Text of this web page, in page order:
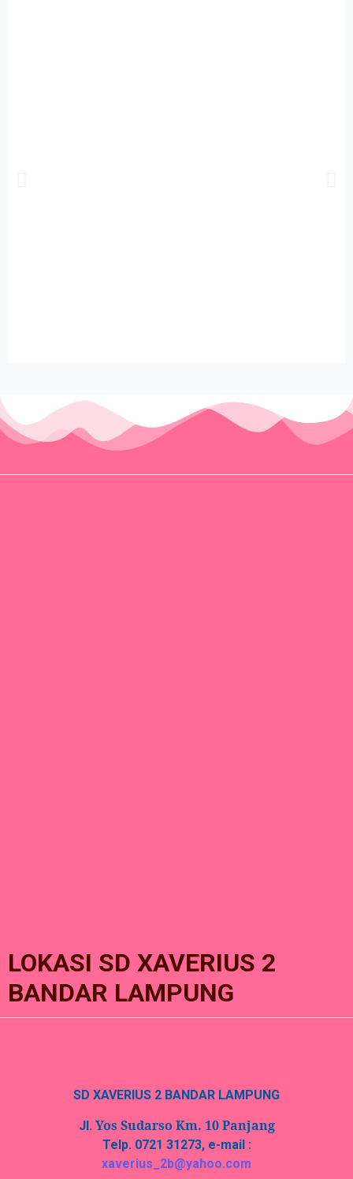
LOKASI SD XAVERIUS 2
BANDAR LAMPUNG
SD XAVERIUS 2 BANDAR LAMPUNG
Jl. Yos Sudarso Km. 10 Panjang
Telp. 0721 31273, e-mail :
xaverius_2b@yahoo.com